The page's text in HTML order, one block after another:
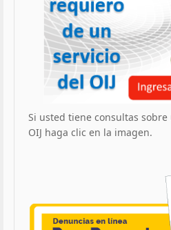
Si usted tiene consultas
OIJ haga clic en la imagen.